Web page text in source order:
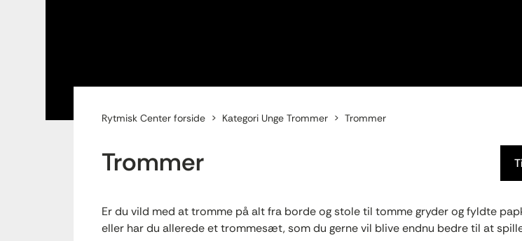
Rytmisk Center forside Kategori Unge Trommer Trommer
Trommer
Er du vild med at tromme på alt fra borde og stole til tomme gryder og fyldte
eller har du allerede et trommesæt, som du gerne vil blive endnu bedre til at